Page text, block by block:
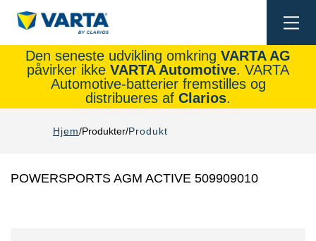
Den seneste udvikling omkring VARTA AG
påvirker ikke VARTA Automotive. VARTA
Automotive-batterier fremstilles og
distribueres af Clarios.
Hjem Produkter Produkt
POWERSPORTS AGM ACTIVE 509909010